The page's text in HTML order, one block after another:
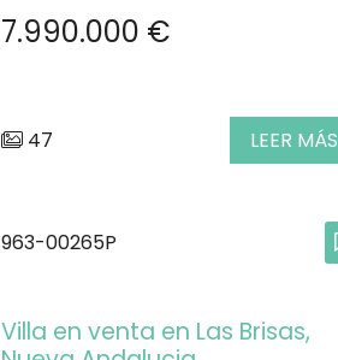
7.990.000 €
47 LEER MÁS
963-00265P
Villa en venta en Las Brisas,